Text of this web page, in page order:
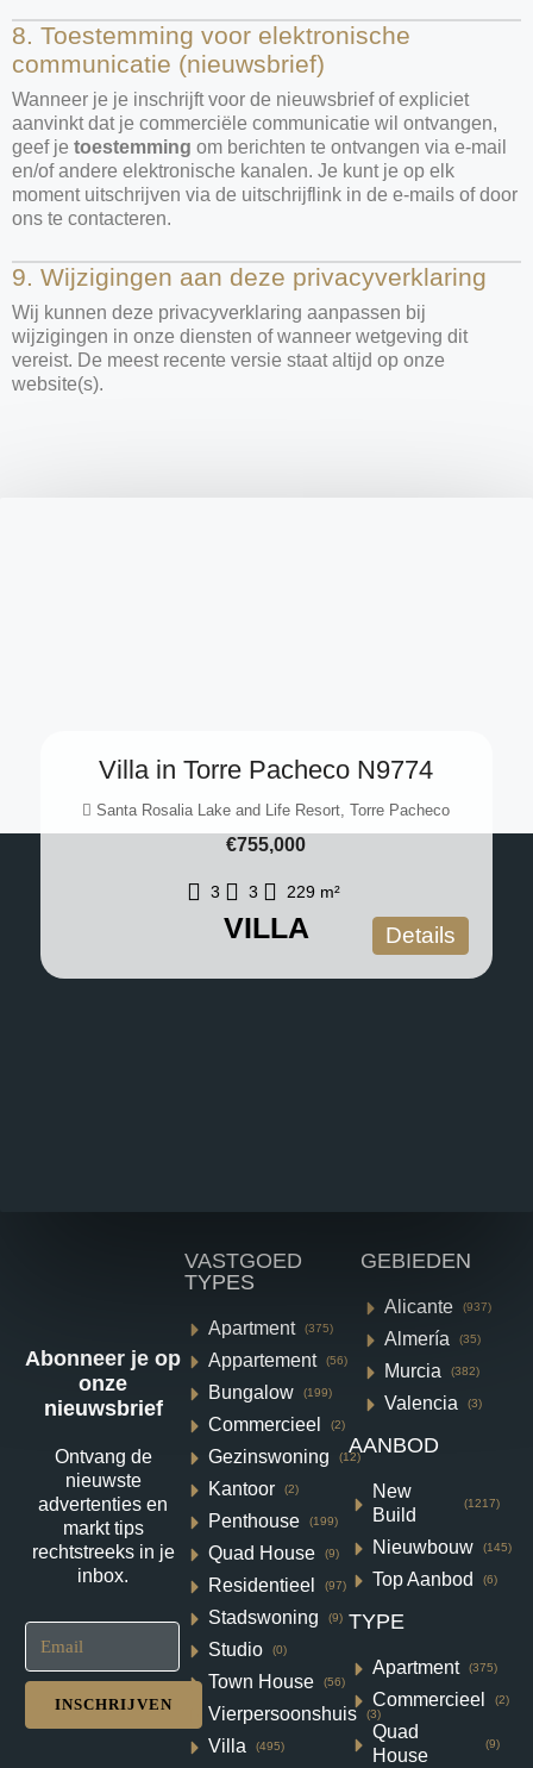
8. Toestemming voor elektronische
communicatie (nieuwsbrief)
Wanneer je je inschrijft voor de nieuwsbrief of expliciet
aanvinkt dat je commerciële communicatie wil ontvangen,
geef je toestemming om berichten te ontvangen via e-mail
en/of andere elektronische kanalen. Je kunt je op elk
moment uitschrijven via de uitschrijflink in de e-mails of door
ons te contacteren.
9. Wijzigingen aan deze privacyverklaring
Wij kunnen deze privacyverklaring aanpassen bij
wijzigingen in onze diensten of wanneer wetgeving dit
vereist. De meest recente versie staat altijd op onze
website(s).
Villa in Torre Pacheco N9774
Santa Rosalia Lake and Life Resort, Torre Pacheco
€755,000
3 3 229 m²
VILLA Details
Villa in Torre Pacheco N6552
Roldán, Torre Pacheco
€416,900
3 122
VILLA
Abonneer je op
onze
nieuwsbrief
Ontvang de
nieuwste
advertenties en
markt tips
rechtstreeks in je
inbox.
INSCHRIJVEN
VASTGOED
TYPES
Apartment (375)
Appartement (56)
Bungalow (199)
Commercieel (2)
Gezinswoning (12)
Kantoor (2)
Penthouse (199)
Quad House (9)
Residentieel (97)
Stadswoning (9)
Studio (0)
Town House (56)
Vierpersoonshuis (3)
Villa (495)
GEBIEDEN
Alicante (937)
Almería (35)
Murcia (382)
Valencia (3)
AANBOD
New
Build
(1217)
Nieuwbouw (145)
Top Aanbod (6)
TYPE
Apartment (375)
Commercieel (2)
Quad
House
(9)